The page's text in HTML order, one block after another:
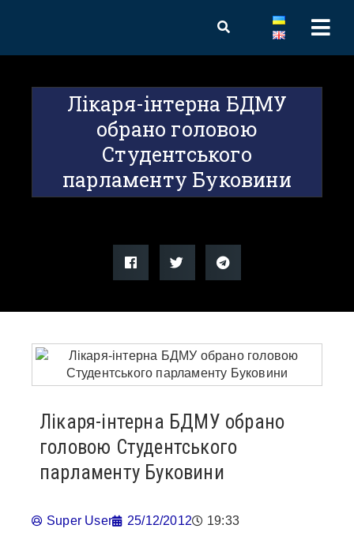
Лікаря-інтерна БДМУ
обрано головою
Студентського
парламенту Буковини
Лікаря-інтерна БДМУ обрано
головою Студентського
парламенту Буковини
Super User 25/12/2012 19:33